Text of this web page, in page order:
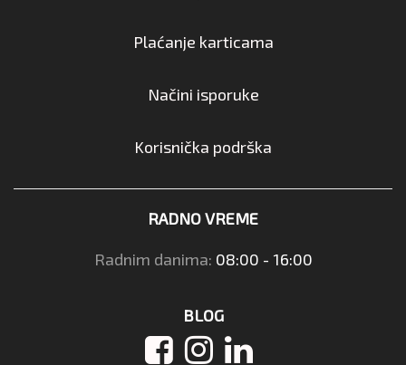
Plaćanje karticama
Načini isporuke
Korisnička podrška
RADNO VREME
Radnim danima: 08:00 - 16:00
BLOG